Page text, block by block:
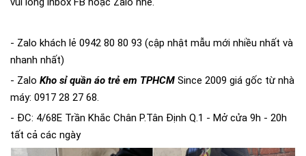
- Zalo khách lẻ 0942 80 80 93 (cập nhật mẫu mới nhiều nhất và
nhanh nhất)
- Zalo Kho sỉ quần áo trẻ em TPHCM Since 2009 giá gốc từ nhà
máy: 0917 28 27 68.
- ĐC: 4/68E Trần Khắc Chân P.Tân Định Q.1 - Mở cửa 9h - 20h
tất cả các ngày